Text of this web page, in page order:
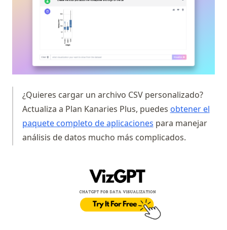
¿Quieres cargar un archivo CSV personalizado?
Actualiza a Plan Kanaries Plus, puedes obtener el
paquete completo de aplicaciones(opens in a new
para manejar
análisis de datos mucho más complicados.